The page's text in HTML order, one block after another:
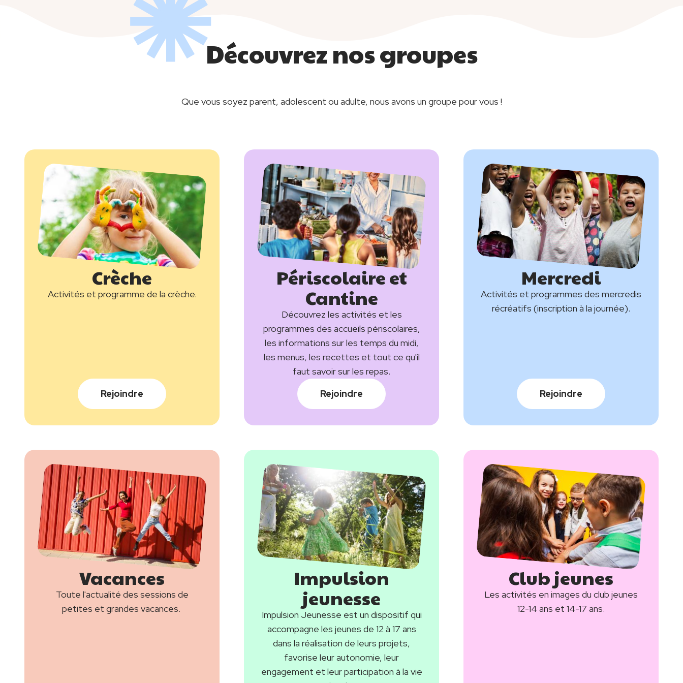
Découvrez nos groupes
Que vous soyez parent, adolescent ou adulte, nous avons un groupe pour vous !
Image
Crèche
Description
Activités et programme de la crèche.
Rejoindre
Image
TitrePériscolaire et
Cantine
Description
Découvrez les activités et les
programmes des accueils périscolaires,
les informations sur les temps du midi,
les menus, les recettes et tout ce qu'il
faut savoir sur les repas.
Rejoindre
Image
Mercredi
Description
Activités et programmes des mercredis
récréatifs (inscription à la journée).
Rejoindre
Image
Vacances
Description
Toute l'actualité des sessions de
petites et grandes vacances.
Image
Impulsion
jeunesse
Description
Impulsion Jeunesse est un dispositif qui
accompagne les jeunes de 12 à 17 ans
dans la réalisation de leurs projets,
favorise leur autonomie, leur
engagement et leur participation à la vie
Image
Club jeunes
Description
Les activités en images du club jeunes
12-14 ans et 14-17 ans.